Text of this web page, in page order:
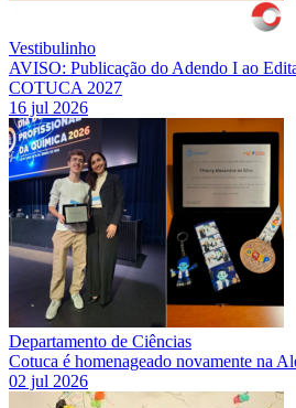
Vestibulinho
AVISO: Publicação do Adendo I ao
COTUCA 2027
16 jul 2026
Departamento de Ciências
Cotuca é homenageado novamente na
02 jul 2026